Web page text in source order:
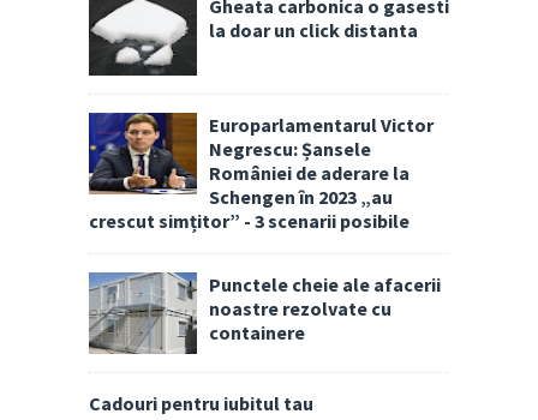
Gheata carbonica o gasesti
la doar un click distanta
Europarlamentarul Victor
Negrescu: Șansele
României de aderare la
Schengen în 2023 „au
crescut simțitor” - 3 scenarii posibile
Punctele cheie ale afacerii
noastre rezolvate cu
containere
Cadouri pentru iubitul tau